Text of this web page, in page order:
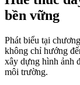
bền vững
Phát biểu tại
không chỉ hướng
xây dựng hình ảnh
môi trường.